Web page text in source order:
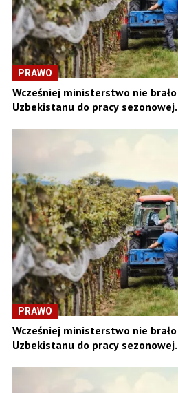
PRAWO
Wcześniej ministerstwo nie
Uzbekistanu do pracy
PRAWO
Wcześniej ministerstwo nie
Uzbekistanu do pracy